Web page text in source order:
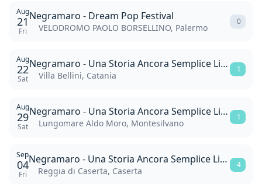
Aug
21
Fri
Negramaro - Dream Pop Festival
VELODROMO PAOLO BORSELLINO, Palermo
0
Aug
22
Sat
Negramaro - Una Storia Ancora Semplice Live 2026
Villa Bellini, Catania
1
Aug
29
Sat
Negramaro - Una Storia Ancora Semplice Live 2026
Lungomare Aldo Moro, Montesilvano
1
Sep
04
Fri
Negramaro - Una Storia Ancora Semplice Live 2026
Reggia di Caserta, Caserta
4